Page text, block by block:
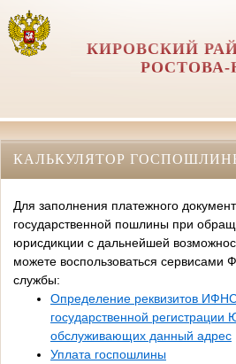
КИРОВСКИЙ
КАЛЬКУЛЯТОР
Для заполнения платежного
государственной пошлины при
юрисдикции с дальнейшей
можете воспользоваться сервисами
службы:
Определение реквизитов
государственной
обслуживающих данный адрес
Уплата госпошлины